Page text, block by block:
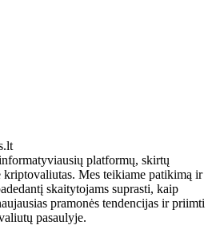
platformų, skirtų
Mes teikiame patikimą ir
skaitytojams suprasti, kaip
pramonės tendencijas ir priimti
pasaulyje.